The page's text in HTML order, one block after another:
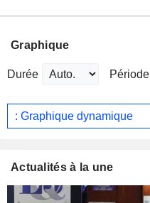
Graphique
Durée Période
: Graphique dynamique
Actualités à la une